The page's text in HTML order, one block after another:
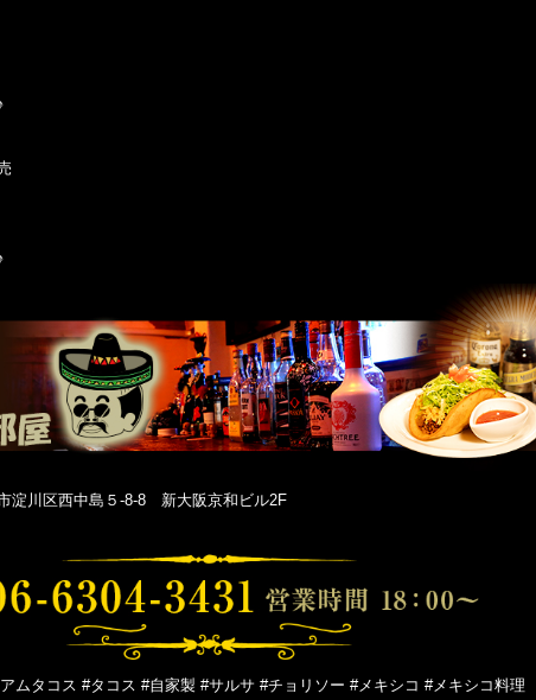
淀川区西中島５-8-8 新大阪京和ビル2F
ムタコス #タコス #自家製 #サルサ #チョリソー #メキシコ #メキシコ料理